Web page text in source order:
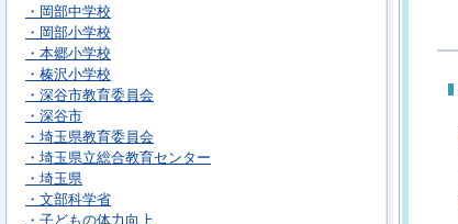
・岡部中学校
・岡部小学校
・本郷小学校
・榛沢小学校
・深谷市教育委員会
・深谷市
・埼玉県教育委員会
・埼玉県立総合教育センター
・埼玉県
・文部科学省
・子どもの体力向上